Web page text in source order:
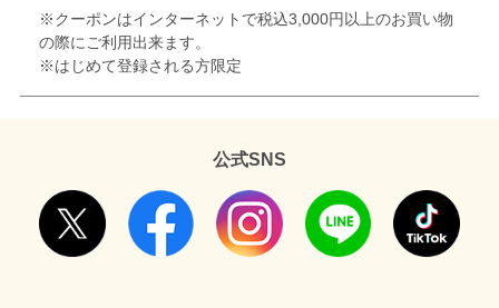
※クーポンはインターネットで税込3,000円以上のお買い物
の際にご利用出来ます。
※はじめて登録される方限定
公式SNS